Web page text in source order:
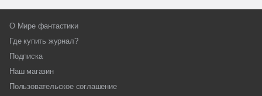
О Мире фантастики
Где купить журнал?
Подписка
Наш магазин
Пользовательское соглашение